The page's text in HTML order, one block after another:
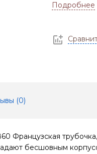
Подробнее
(0)
Французская
бесшовным